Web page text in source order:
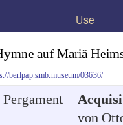
Use
auf Mariä
berlpap.smb.museum/03636/
Pergament
von